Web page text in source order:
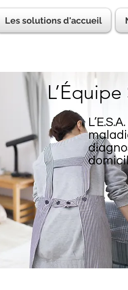
Les solutions d'accueil